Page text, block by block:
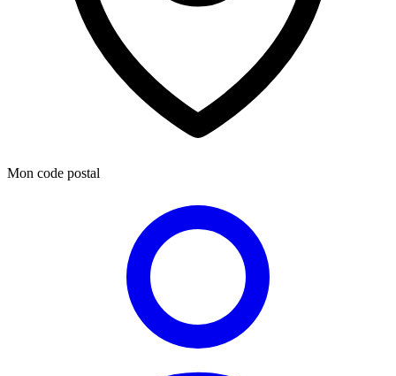
Mon code postal